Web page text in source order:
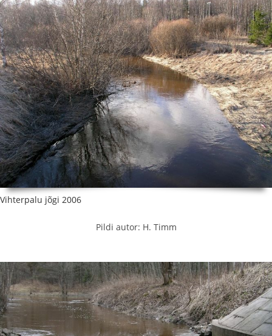
Vihterpalu jõgi 2006
Pildi autor: H. Timm